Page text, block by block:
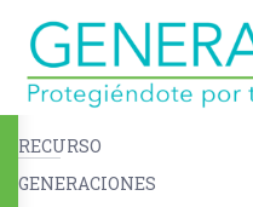
RECURSO
GENERACIONES